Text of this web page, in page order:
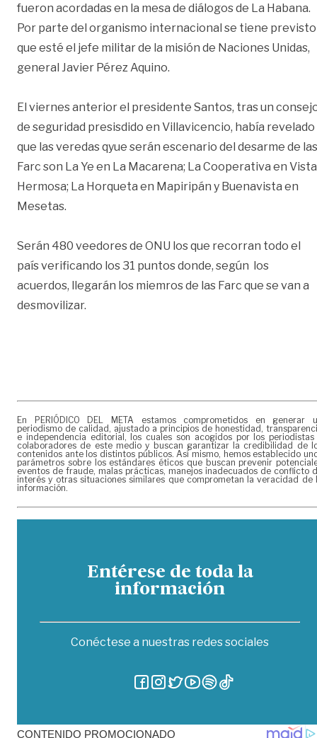
fueron acordadas en la mesa de diálogos de La Habana.
Por parte del organismo internacional se tiene previsto
que esté el jefe militar de la misión de Naciones Unidas,
general Javier Pérez Aquino.
El viernes anterior el presidente Santos, tras un
de seguridad presisdido en Villavicencio, había revelado
que las veredas qyue serán escenario del desarme de las
Farc son La Ye en La Macarena; La Cooperativa en Vista
Hermosa; La Horqueta en Mapiripán y Buenavista en
Mesetas.
Serán 480 veedores de ONU los que recorran todo el
país verificando los 31 puntos donde, según los
acuerdos, llegarán los miemros de las Farc que se van a
desmovilizar.
En PERIÓDICO DEL META estamos comprometidos en generar
periodismo de calidad, ajustado a principios de honestidad,
e independencia editorial, los cuales son acogidos por los periodistas
colaboradores de este medio y buscan garantizar la credibilidad de
contenidos ante los distintos públicos. Así mismo, hemos establecido
parámetros sobre los estándares éticos que buscan prevenir
eventos de fraude, malas prácticas, manejos inadecuados de conflicto
interés y otras situaciones similares que comprometan la veracidad de
información.
Entérese de toda la
información
Conéctese a nuestras redes sociales